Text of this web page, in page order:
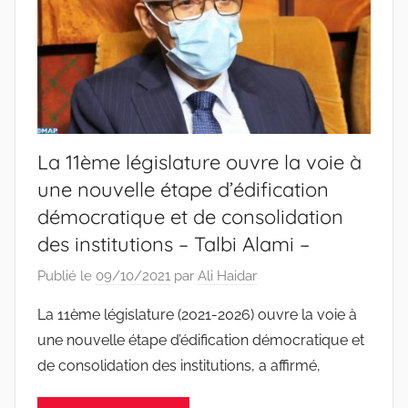
La 11ème législature ouvre la voie à
une nouvelle étape d’édification
démocratique et de consolidation
des institutions – Talbi Alami –
Publié le 09/10/2021 par Ali Haidar
La 11ème législature (2021-2026) ouvre la voie à
une nouvelle étape d’édification démocratique et
de consolidation des institutions, a affirmé,